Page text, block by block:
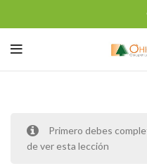
Primero debes
de ver esta lección